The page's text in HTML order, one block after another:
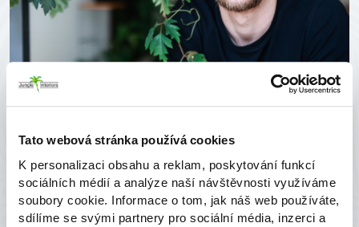
Tato webová stránka používá cookies
K personalizaci obsahu a reklam, poskytování funkcí
sociálních médií a analýze naší návštěvnosti využíváme
soubory cookie. Informace o tom, jak náš web používáte,
sdílíme se svými partnery pro sociální média, inzerci a